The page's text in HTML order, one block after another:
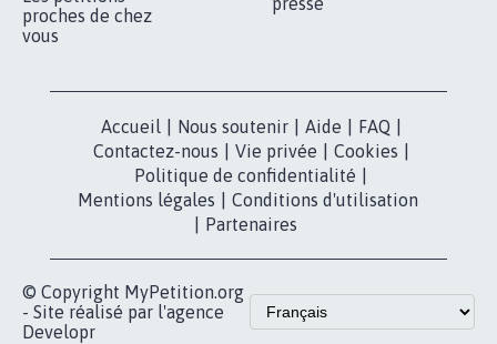
proches de chez
vous
Accueil Nous soutenir Aide FAQ
Contactez-nous
Vie privée Cookies
Politique de confidentialité
Mentions légales
Conditions d'utilisation
Partenaires
© Copyright MyPetition.org
- Site réalisé par l'agence
Developr